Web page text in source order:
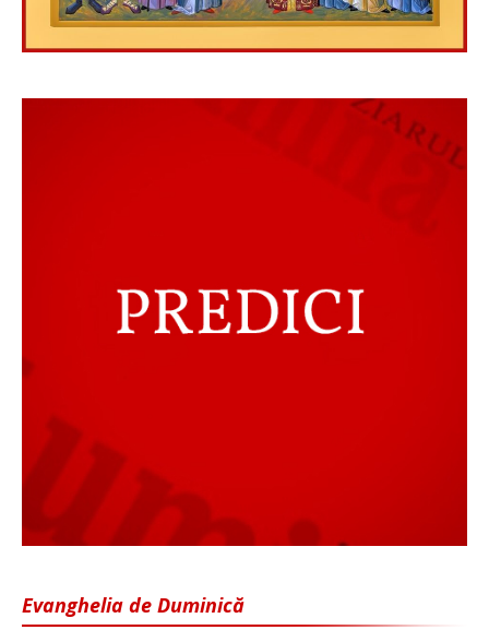
Evanghelia de Duminică